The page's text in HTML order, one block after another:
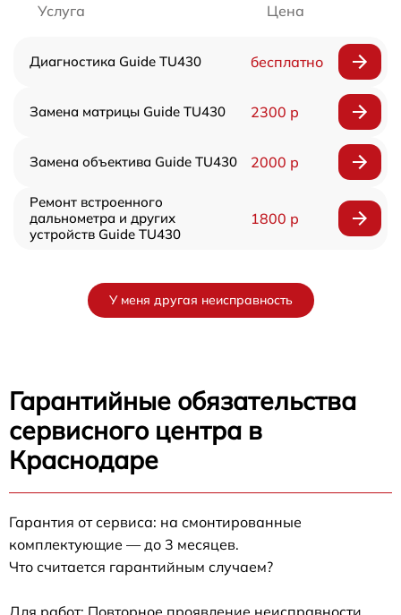
Услуга Цена
Диагностика Guide TU430 бесплатно
Замена матрицы Guide TU430 2300 р
Замена объектива Guide TU430 2000 р
Ремонт встроенного
дальнометра и других
устройств Guide TU430
1800 р
У меня другая неисправность
Гарантийные обязательства
сервисного центра в
Краснодаре
Гарантия от сервиса: на смонтированные
комплектующие — до 3 месяцев.
Что считается гарантийным случаем?
Для работ: Повторное проявление неисправности,